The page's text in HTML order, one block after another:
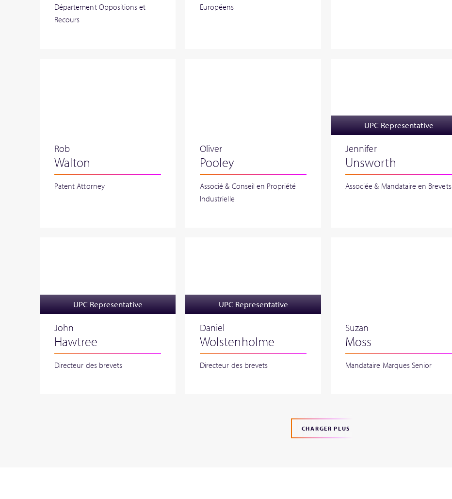
Département Oppositions et
Recours
Européens
Rob
Walton
Patent Attorney
Oliver
Pooley
Associé & Conseil en Propriété
Industrielle
UPC Representative
Jennifer
Unsworth
Associée & Mandataire en Brevets
UPC Representative
John
Hawtree
Directeur des brevets
UPC Representative
Daniel
Wolstenholme
Directeur des brevets
Suzan
Moss
Mandataire Marques Senior
CHARGER PLUS